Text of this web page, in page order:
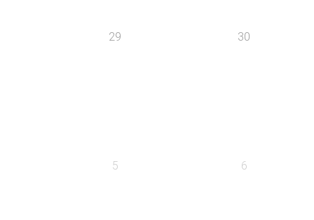
29 30
5 6